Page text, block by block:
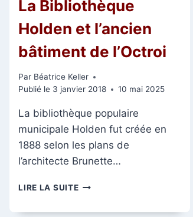
La Bibliothèque
Holden et l’ancien
bâtiment de l’Octroi
Par Béatrice Keller
Publié le 3 janvier 2018 10 mai 2025
La bibliothèque populaire
municipale Holden fut créée en
1888 selon les plans de
l’architecte Brunette…
LIRE LA SUITELA